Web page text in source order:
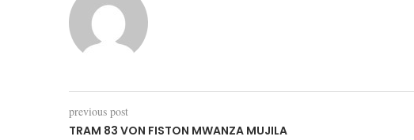
previous post
TRAM 83 VON FISTON MWANZA MUJILA